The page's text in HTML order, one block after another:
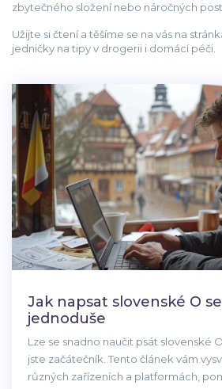
zbytečného složení nebo náročných
Užijte si čtení a těšíme se na vás na
jedničky na tipy v drogerii i domácí péči.
Jak napsat slovenské O
jednoduše
Lze se snadno naučit psát slovenské
jste začátečník. Tento článek vám
různých zařízeních a platformách,